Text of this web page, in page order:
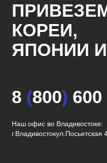
КОРЕИ,
ЯПОНИИ
8 (800) 600
Наш офис во Владивостоке:
г.Владивостокул.Посьетская